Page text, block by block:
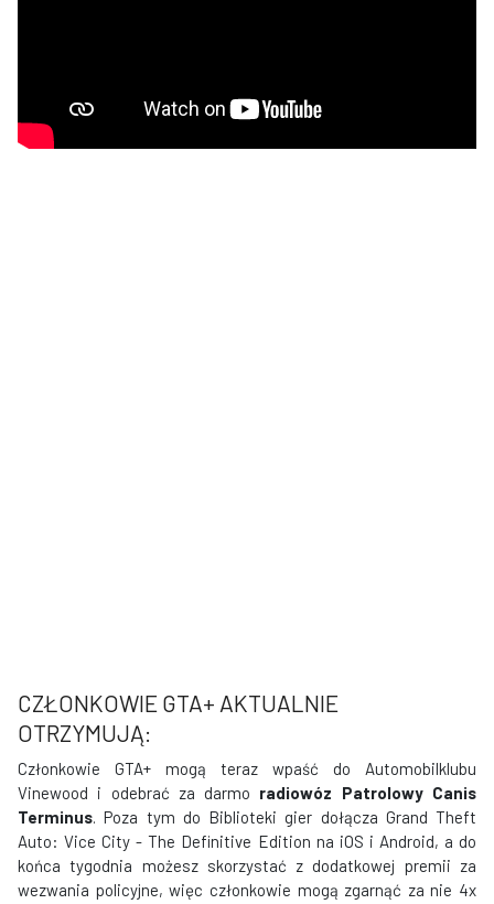
CZŁONKOWIE GTA+ AKTUALNIE
OTRZYMUJĄ:
Członkowie GTA+ mogą teraz wpaść do Automobilklubu
Vinewood i odebrać za darmo radiowóz Patrolowy Canis
Terminus . Poza tym do Biblioteki gier dołącza Grand Theft
Auto: Vice City - The Definitive Edition na iOS i Android, a do
końca tygodnia możesz skorzystać z dodatkowej premii za
wezwania policyjne, więc członkowie mogą zgarnąć za nie 4x